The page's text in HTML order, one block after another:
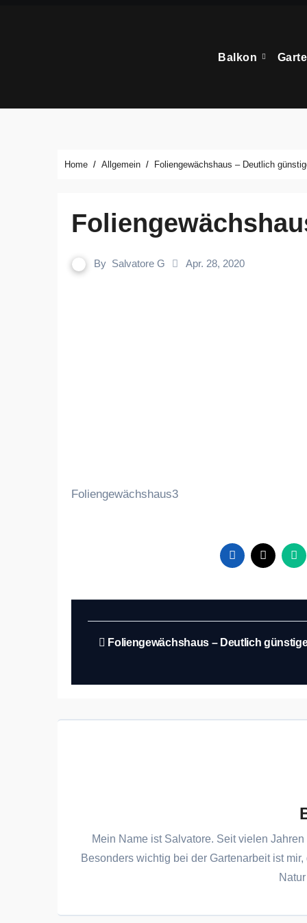
Balkon
Home Allgemein Foliengewächshaus – Deutlich
By Salvatore G Apr. 28, 2020
Foliengewächshaus3
Beitragsnavigation
Foliengewächshaus – Deutlich
Mein Name ist Salvatore. Seit vielen
Besonders wichtig bei der Gartenarbeit ist